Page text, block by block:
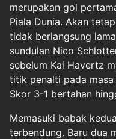
merupakan gol
Piala Dunia. Akan
tidak berlangsung
sundulan Nico
sebelum Kai Havertz
titik penalti pada
Skor 3-1 bertahan
Memasuki babak
terbendung. Baru dua